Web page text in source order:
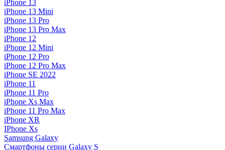
iPhone 13
iPhone 13 Mini
iPhone 13 Pro
iPhone 13 Pro Max
iPhone 12
iPhone 12 Mini
iPhone 12 Pro
iPhone 12 Pro Max
iPhone SE 2022
iPhone 11
iPhone 11 Pro
iPhone Xs Max
iPhone 11 Pro Max
iPhone XR
IPhone Xs
Samsung Galaxy
Смартфоны серии Galaxy S